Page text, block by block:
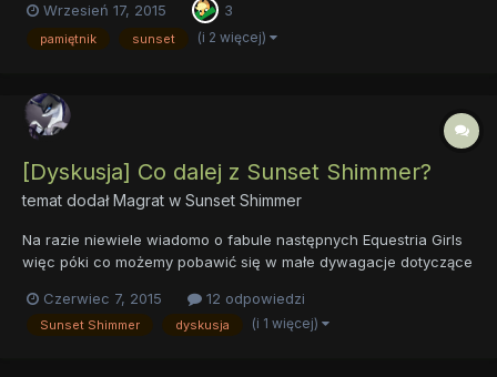
mojej osoby i odnoszę wrażenie, że taki stan się utrzyma
jeszcze jakiś czas. Najważniejsze jest to, że teraz mam...
Wrzesień 17, 2015 3
pamiętnik sunset (i 2 więcej)
[Dyskusja] Co dalej z Sunset Shimmer?
temat dodałMagrat w Sunset Shimmer
Na razie niewiele wiadomo o fabule następnych Equestria Girls
więc póki co możemy pobawić się w małe dywagacje dotyczące
bardziej by chodziło o to jakie są wasze oczekiwania względem
niej. Na końcu drugiego filmu z serii EG Sunset pozostaje w...
Czerwiec 7, 2015 12 odpowiedzi
Sunset Shimmer dyskusja (i 1 więcej)